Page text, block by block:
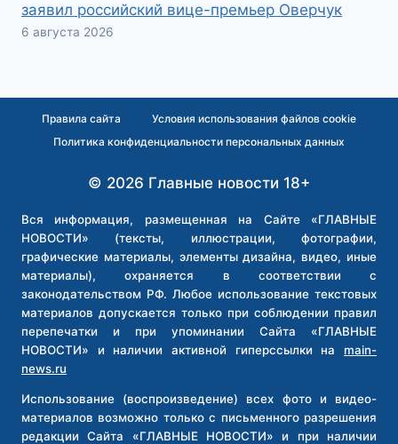
заявил российский вице-премьер Оверчук
6 августа 2026
Правила сайта
Условия использования файлов cookie
Политика конфиденциальности персональных данных
© 2026 Главные новости 18+
Вся информация, размещенная на Сайте «ГЛАВНЫЕ
НОВОСТИ» (тексты, иллюстрации, фотографии,
графические материалы, элементы дизайна, видео, иные
материалы), охраняется в соответствии с
законодательством РФ. Любое использование текстовых
материалов допускается только при соблюдении правил
перепечатки и при упоминании Сайта «ГЛАВНЫЕ
НОВОСТИ» и наличии активной гиперссылки на main-
news.ru
Использование (воспроизведение) всех фото и видео-
материалов возможно только с письменного разрешения
редакции Сайта «ГЛАВНЫЕ НОВОСТИ» и при наличии